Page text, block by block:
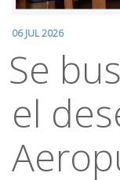
06 JUL 2026
Se
el